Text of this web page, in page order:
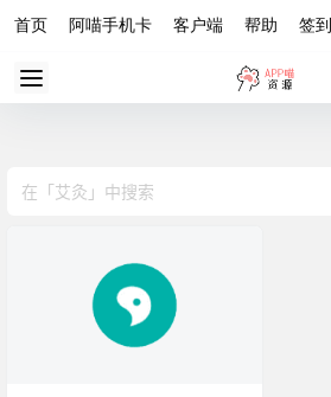
首页 阿喵手机卡 客户端 帮助 签到